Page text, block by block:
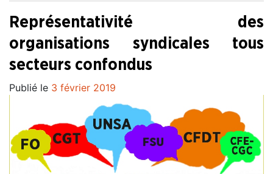
Représentativité des
organisations syndicales tous
secteurs confondus
Publié le 3 février 2019